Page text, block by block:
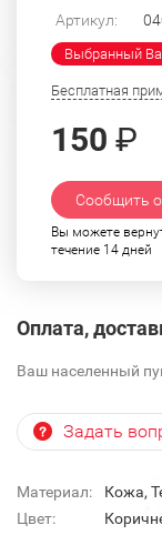
Артикул:
Выбранный
Бесплатная
150 ₽
Сообщить
Вы можете
течение 14 дней
Оплата,
Ваш населенный
Задать
Материал:
Кожа,
Цвет: